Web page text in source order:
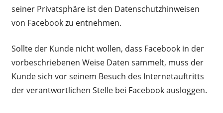
seiner Privatsphäre ist den Datenschutzhinweisen
von Facebook zu entnehmen.
Sollte der Kunde nicht wollen, dass Facebook in der
vorbeschriebenen Weise Daten sammelt, muss der
Kunde sich vor seinem Besuch des Internetauftritts
der verantwortlichen Stelle bei Facebook ausloggen.